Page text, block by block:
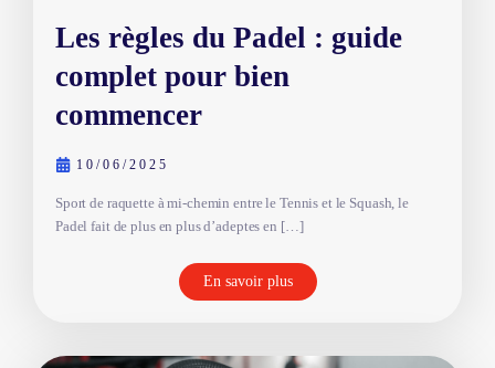
Les règles du Padel : guide
complet pour bien
commencer
10/06/2025
Sport de raquette à mi-chemin entre le Tennis et le Squash, le
Padel fait de plus en plus d’adeptes en […]
En savoir plus